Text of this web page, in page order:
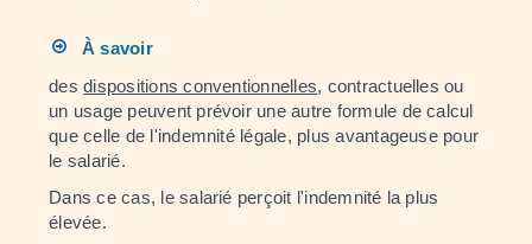
À savoir
desdispositions conventionnelles, contractuelles ou
un usage peuvent prévoir une autre formule de calcul
que celle de l'indemnité légale, plus avantageuse pour
le salarié.
Dans ce cas, le salarié perçoit l'indemnité la plus
élevée.